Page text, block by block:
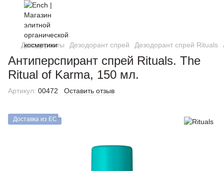
Дезодоранты Дезодорант спрей Дезодорант спрей Rituals
Антиперспирант спрей Rituals. The
Ritual of Karma, 150 мл.
Артикул: 00472 Оставить отзыв
Доставка из ЕС